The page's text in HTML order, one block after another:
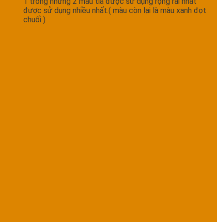
được sử dụng nhiều nhất.( màu còn lại là màu xanh đọt
chuối )